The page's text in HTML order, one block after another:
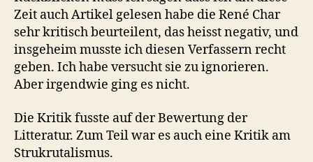
Zeit auch Artikel gelesen habe die René Char
sehr kritisch beurteilent, das heisst negativ, und
insgeheim musste ich diesen Verfassern recht
geben. Ich habe versucht sie zu ignorieren.
Aber irgendwie ging es nicht.
Die Kritik fusste auf der Bewertung der
Litteratur. Zum Teil war es auch eine Kritik am
Strukrutalismus.